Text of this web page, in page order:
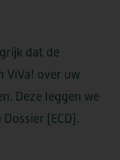
dat de
ViVa! over uw
Deze leggen we
(ECD).